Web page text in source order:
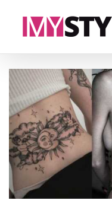
View
Larger
Image